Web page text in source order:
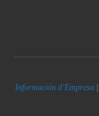
Información d’Empresa |